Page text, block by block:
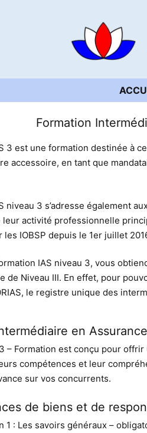
Formation
3 est une formation destinée à
accessoire, en tant que
niveau 3 s’adresse également
activité professionnelle
IOBSP depuis le 1er juillet
IAS niveau 3, vous
de Niveau III. En effet, pour
le registre unique des
en
– Formation est conçu pour
compétences et leur
sur vos concurrents.
de biens et de
1 : Les savoirs généraux –